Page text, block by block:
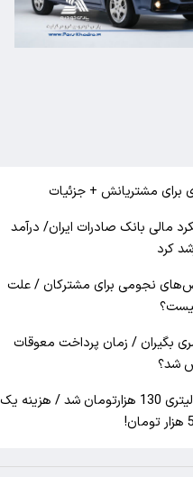
برای مشتریانش + جزئیات
مالی بانک صادرات ایران/ درآمد
نجومی برای مشترکان / علت
بگیران / زمان پرداخت معوقات
شد؟
نرخ بنزین در تهران لیتری 130 هزارتومان شد / هزینه یک